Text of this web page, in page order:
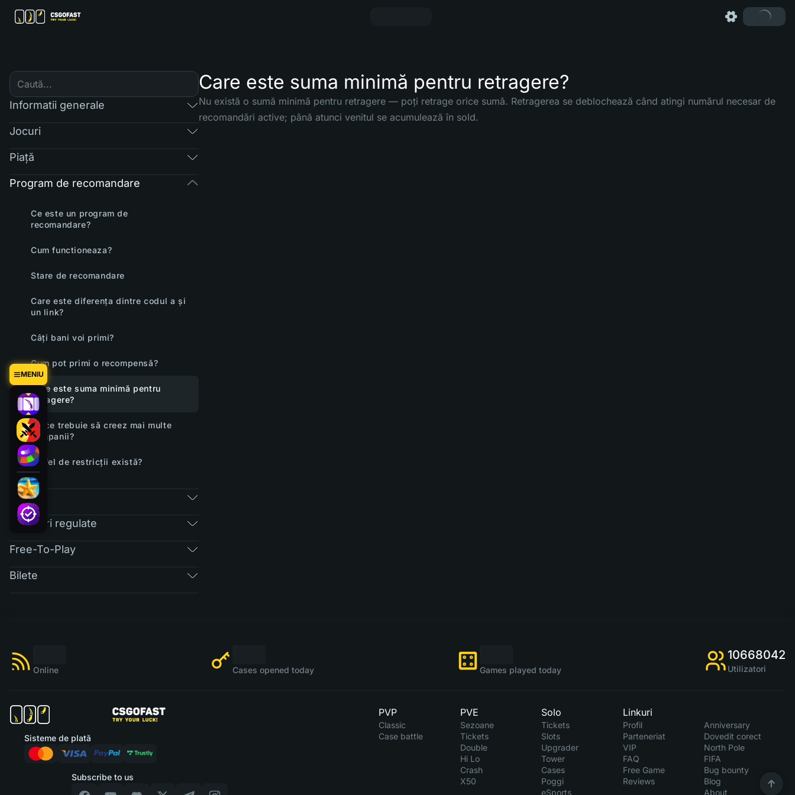
MENIU
Informatii generale
Jocuri
Piaţă
Program de recomandare
Ce este un program de
recomandare?
Cum functioneaza?
Stare de recomandare
Care este diferența dintre codul a și
un link?
Câți bani voi primi?
Cum pot primi o recompensă?
Care este suma minimă pentru
retragere?
De ce trebuie să creez mai multe
campanii?
Ce fel de restricții există?
RAIN
Întrebări regulate
Free-To-Play
Bilete
Care este suma minimă pentru retragere?
Nu există o sumă minimă pentru retragere — poți retrage orice sumă. Retragerea se deblochează când atingi numărul necesar de
recomandări active; până atunci venitul se acumulează în sold.
Online Cases opened today Games played today
10668042
Utilizatori
Subscribe to us
Sisteme de plată
PVP
Classic
Case battle
PVE
Sezoane
Tickets
Double
Hi Lo
Crash
X50
Solo
Tickets
Slots
Upgrader
Tower
Cases
Poggi
eSports
Linkuri
Profil
Parteneriat
VIP
FAQ
Free Game
Reviews
Anniversary
Dovedit corect
North Pole
FIFA
Bug bounty
Blog
About